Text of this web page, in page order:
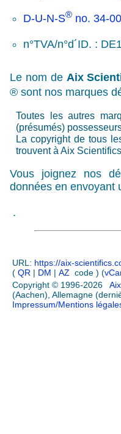
D-U-N-S® no. 34-
n°TVA/n°d´ID. :
Le nom de Aix
® sont nos marques
Toutes les autres
(présumés)
La copyright de tous
trouvent à Aix Scientifics
Vous joignez nos
données en envoyant
.
URL: https://aix-
( QR | DM | AZ code ) (
Copyright © 1996-2026
(Aachen), Allemagne
Impressum/Mentions